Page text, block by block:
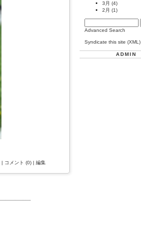
| コメント (0) | 編集
3月 (4)
2月 (1)
Advanced Search
Syndicate this site (XML)
ADMIN